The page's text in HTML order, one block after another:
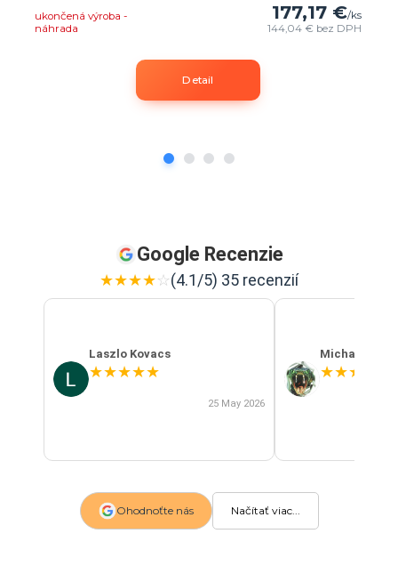
177,17 €/ks
144,04 € bez DPH
ukončená výroba -
náhrada
Detail
Google Recenzie
★★★★☆(4.1/5) 35 recenzií
Laszlo Kovacs
★★★★★
25 May 2026
Michal Szabo
★★★
Ohodnoťte nás Načítať viac...